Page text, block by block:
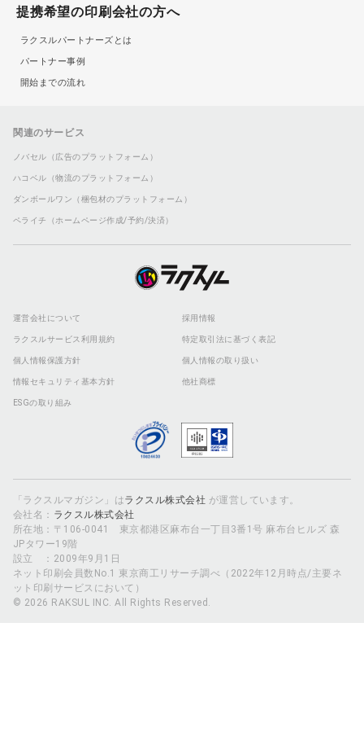
提携希望の印刷会社の方へ
ラクスルパートナーズとは
パートナー事例
開始までの流れ
関連のサービス
ノバセル（広告のプラットフォーム）
ハコベル（物流のプラットフォーム）
ダンボールワン（梱包材のプラットフォーム）
ペライチ（ホームページ作成/予約/決済）
運営会社について 採用情報
ラクスルサービス利用規約 特定取引法に基づく表記
個人情報保護方針 個人情報の取り扱い
情報セキュリティ基本方針 他社商標
ESGの取り組み
「ラクスルマガジン」はラクスル株式会社 が運営しています。
会社名： ラクスル株式会社
所在地：〒106-0041 東京都港区麻布台一丁目3番1号 麻布台ヒルズ 森
JPタワー19階
設立 ：2009年9月1日
ネット印刷会員数No.1 東京商工リサーチ調べ（2022年12月時点/主要ネ
ット印刷サービスにおいて）
© 2026 RAKSUL INC. All Rights Reserved.